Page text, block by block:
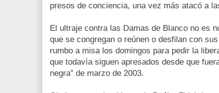
presos de conciencia, una vez más atacó a
El ultraje contra las Damas de Blanco no es
que se congregan o reúnen o desfilan con
rumbo a misa los domingos para pedir la
que todavía siguen apresados desde que
negra” de marzo de 2003.